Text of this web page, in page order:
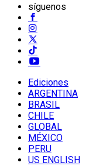
síguenos
Ediciones
ARGENTINA
BRASIL
CHILE
GLOBAL
MÉXICO
PERU
US ENGLISH